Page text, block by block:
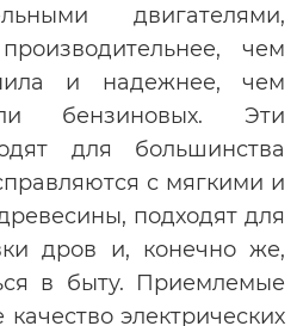
двигателями,
чем
и надежнее, чем
бензиновых. Эти
для большинства
с мягкими и
подходят для
дров и, конечно же,
в быту. Приемлемые
электрических